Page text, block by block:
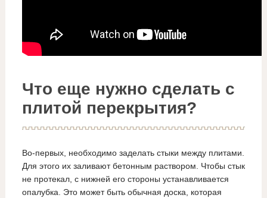
Что еще нужно сделать с
плитой перекрытия?
Во-первых, необходимо заделать стыки между плитами.
Для этого их заливают бетонным раствором. Чтобы стык
не протекал, с нижней его стороны устанавливается
опалубка. Это может быть обычная доска, которая